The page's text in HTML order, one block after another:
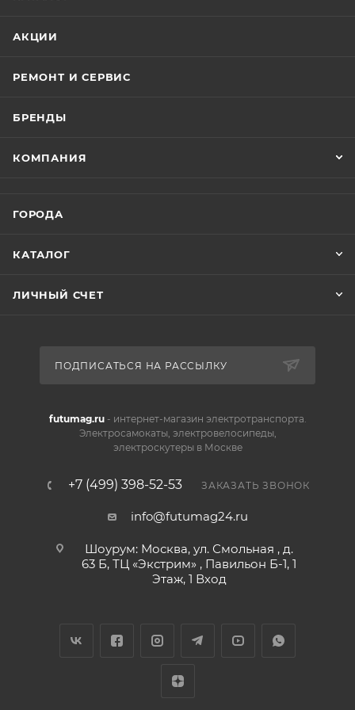
АКЦИИ
РЕМОНТ И СЕРВИС
БРЕНДЫ
КОМПАНИЯ
ГОРОДА
КАТАЛОГ
ЛИЧНЫЙ СЧЕТ
ПОДПИСАТЬСЯ НА РАССЫЛКУ
futumag.ru- интернет-магазин электротранспорта.
Электросамокаты, электровелосипеды,
электроскутеры в Москве
+7 (499) 398-52-53 ЗАКАЗАТЬ ЗВОНОК
info@futumag24.ru
Шоурум: Москва, ул. Смольная , д.
63 Б, ТЦ «Экстрим» , Павильон Б-1, 1
Этаж, 1 Вход